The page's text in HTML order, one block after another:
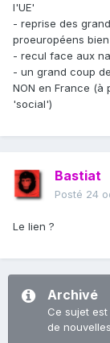
l'UE'
- reprise des
proeuropéens
- recul face aux
- un grand coup
NON en France (à
'social')
Bastiat
Posté 24
Le lien ?
Archivé
Ce sujet
de